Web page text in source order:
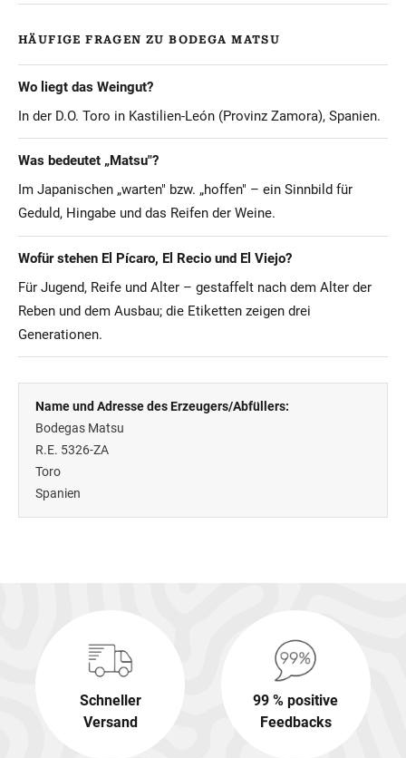
HÄUFIGE FRAGEN ZU BODEGA MATSU
Wo liegt das Weingut?
In der D.O. Toro in Kastilien-León (Provinz Zamora), Spanien.
Was bedeutet „Matsu"?
Im Japanischen „warten" bzw. „hoffen" – ein Sinnbild für
Geduld, Hingabe und das Reifen der Weine.
Wofür stehen El Pícaro, El Recio und El Viejo?
Für Jugend, Reife und Alter – gestaffelt nach dem Alter der
Reben und dem Ausbau; die Etiketten zeigen drei
Generationen.
Name und Adresse des Erzeugers/Abfüllers:
Bodegas Matsu
R.E. 5326-ZA
Toro
Spanien
Schneller
Versand
99 % positive
Feedbacks